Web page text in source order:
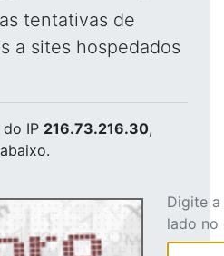
tentativas de
a sites hospedados
do IP 216.73.216.30,
Digite
lado no